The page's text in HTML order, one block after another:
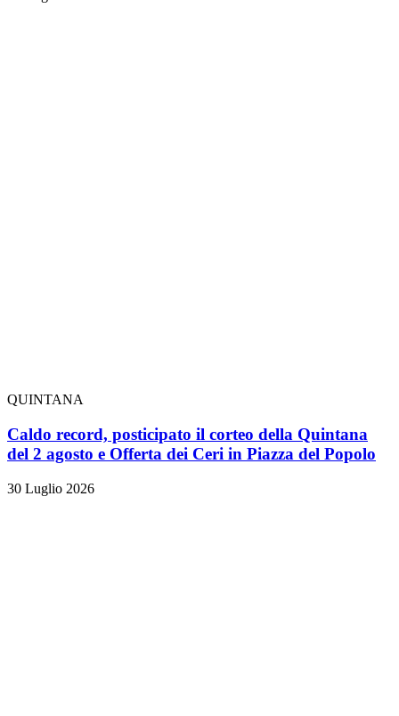
QUINTANA
Caldo record, posticipato il corteo della Quintana
del 2 agosto e Offerta dei Ceri in Piazza del Popolo
30 Luglio 2026